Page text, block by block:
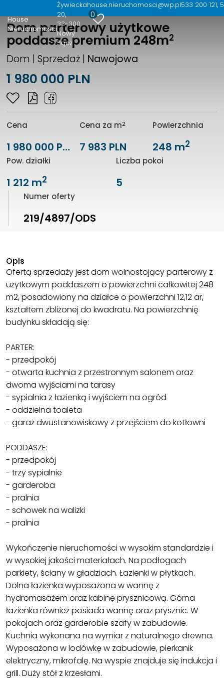
House
Nieruchomości
Żywiecka
20
33-300
Nowy
Sącz
house.nieruchomosci@wp.pl533 200 121,
0
Dom parterowy użytkowe
poddasze premium 248m2
Dom | Sprzedaż | Nawojowa
1 980 000 PLN
Cena
1 980 000 PLN
Cena za m2
7 983 PLN
Powierzchnia
248 m2
Pow. działki
1 212 m2
Liczba pokoi
5
Numer oferty
219/4897/ODS
Opis
Ofertą sprzedaży jest dom wolnostojący parterowy z
użytkowym poddaszem o powierzchni całkowitej 248
m2, posadowiony na działce o powierzchni 12,12 ar,
kształtem zbliżonej do kwadratu. Na powierzchnię
budynku składają się:
PARTER:
- przedpokój
- otwarta kuchnia z przestronnym salonem oraz
dwoma wyjściami na tarasy
- sypialnia z łazienką i wyjściem na ogród
- oddzielna toaleta
- garaż dwustanowiskowy z przejściem do kotłowni
PODDASZE:
- przedpokój
- trzy sypialnie
- garderoba
- pralnia
- schowek na walizki
- pralnia
Wykończenie nieruchomości w wysokim standardzie i
w wysokiej jakości materiałach. Na podłogach
parkiety, ściany w gładziach. Łazienki w płytkach.
Dolna łazienka wyposażona w wannę z
hydromasażem oraz kabinę prysznicową. Górna
łazienka również posiada wannę oraz prysznic. W
pokojach oraz garderobie szafy w zabudowie.
Kuchnia wykonana na wymiar z naturalnego drewna.
Wyposażona w lodówkę w zabudowie, pierkanik
elektryczny, mikrofalę. Na wyspie znajduje się indukcja i
grill. Duży stół z krzesłami.